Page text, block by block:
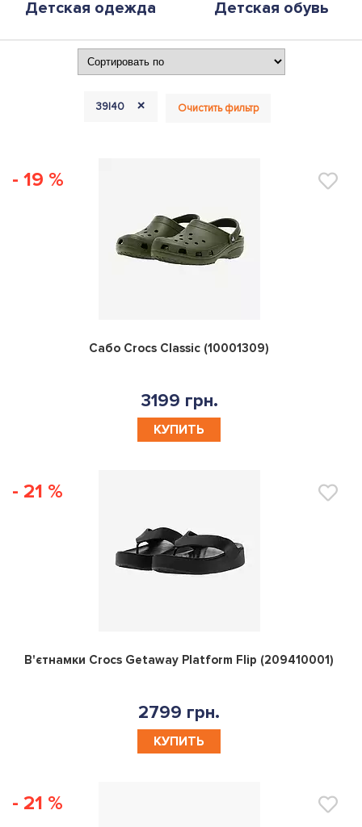
Детская одежда Детская обувь
39|40 + Очистить фильтр
- 19 %
0
Сабо Crocs Classic (10001309)
3199 грн.
КУПИТЬ
- 21 %
0
В'єтнамки Crocs Getaway Platform Flip (209410001)
2799 грн.
КУПИТЬ
- 21 %